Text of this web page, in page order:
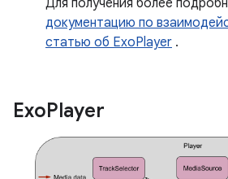
Для получения более
документацию по
статью об ExoPlayer .
ExoPlayer